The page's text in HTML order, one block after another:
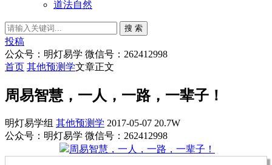
道法自然
搜 索
投稿
公众号：明灯易学 微信号：262412998
首页 其他预测学文章正文
周易智慧，一人，一路，一辈子！
明灯易学组 其他预测学 2017-05-07 20.7W
公众号：明灯易学 微信号：262412998